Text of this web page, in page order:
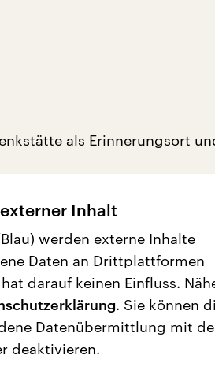
als Erinnerungsort
Inhalt
werden externe Inhalte
Daten an Drittplattformen
darauf keinen Einfluss.
. Sie können
Datenübermittlung mit
deaktivieren.